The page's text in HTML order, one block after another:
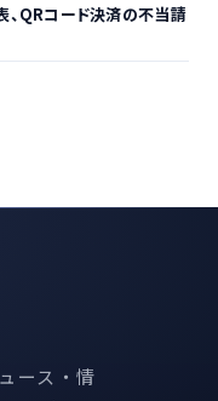
、QRコード決済の不当請
ース・情